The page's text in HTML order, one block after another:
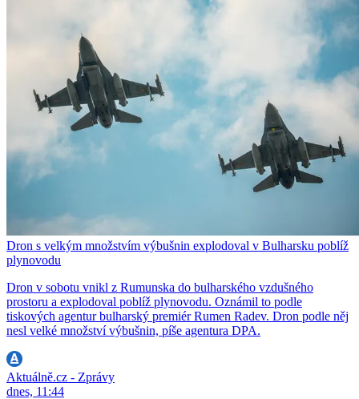
Dron s velkým množstvím výbušnin explodoval v Bulharsku poblíž
plynovodu
Dron v sobotu vnikl z Rumunska do bulharského vzdušného
prostoru a explodoval poblíž plynovodu. Oznámil to podle
tiskových agentur bulharský premiér Rumen Radev. Dron podle něj
nesl velké množství výbušnin, píše agentura DPA.
Aktuálně.cz - Zprávy
dnes, 11:44